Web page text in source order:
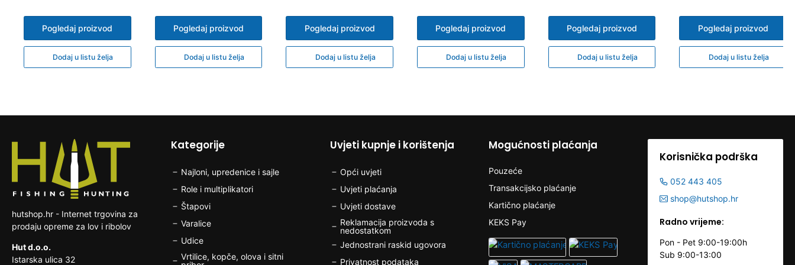
Pogledaj proizvod
Dodaj u listu želja
Pogledaj proizvod
Dodaj u listu želja
Pogledaj proizvod
Dodaj u listu želja
Pogledaj proizvod
Dodaj u listu želja
Pogledaj proizvod
Dodaj u listu želja
Pogledaj proizvod
Dodaj u listu želja
hutshop.hr - Internet trgovina za
prodaju opreme za lov i ribolov
Hut d.o.o.
Istarska ulica 32
Kategorije
Najloni, upredenice i sajle
Role i multiplikatori
Štapovi
Varalice
Udice
Vrtilice, kopče, olova i sitni
Uvjeti kupnje i korištenja
Opći uvjeti
Uvjeti plaćanja
Uvjeti dostave
Reklamacija proizvoda s
nedostatkom
Jednostrani raskid ugovora
Privatnost podataka
Mogućnosti plaćanja
Pouzeće
Transakcijsko plaćanje
Kartično plaćanje
KEKS Pay
Korisnička podrška
052 443 405
shop@hutshop.hr
Radno vrijeme:
Pon - Pet 9:00-19:00h
Sub 9:00-13:00